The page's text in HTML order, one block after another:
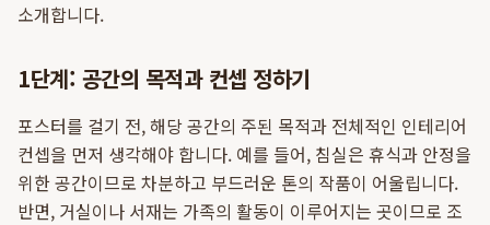
소개합니다.
1단계: 공간의 목적과 컨셉 정하기
포스터를 걸기 전, 해당 공간의 주된 목적과 전체적인 인테리어
컨셉을 먼저 생각해야 합니다. 예를 들어, 침실은 휴식과 안정을
위한 공간이므로 차분하고 부드러운 톤의 작품이 어울립니다.
반면, 거실이나 서재는 가족의 활동이 이루어지는 곳이므로 조